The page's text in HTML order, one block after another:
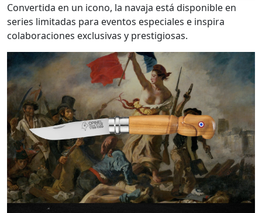
Convertida en un icono, la navaja está disponible en
series limitadas para eventos especiales e inspira
colaboraciones exclusivas y prestigiosas.